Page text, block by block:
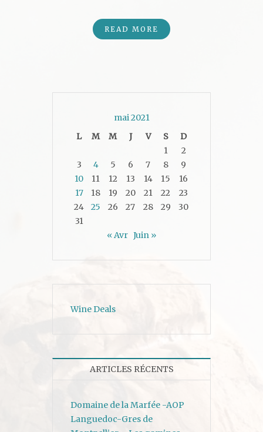
READ MORE
mai 2021
L
M M J V S
D
1
2
3
4 5 6 7 8
9
10
11 12 13 14 15
16
17
18 19 20 21 22
23
24
25 26 27 28 29
30
31
« Avr Juin »
Wine Deals
ARTICLES RÉCENTS
Domaine de la Marfée -AOP
Languedoc-Gres de